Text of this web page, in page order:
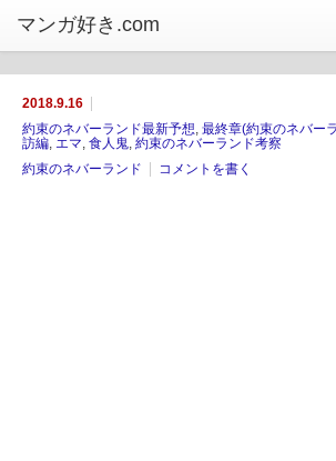
2018.9.16
約束のネバーランド最新予想, 最終章(約束のネバー
訪編, エマ, 食人鬼, 約束のネバーランド考察
約束のネバーランド
コメントを書く